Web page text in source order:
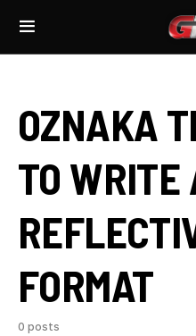
OZNAKA
TO WRITE
FORMAT
0 posts